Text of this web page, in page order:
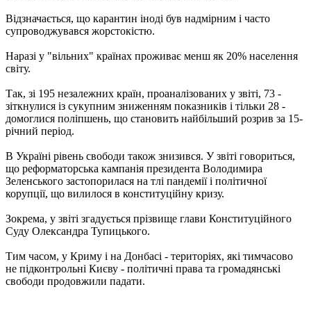
Відзначається, що карантин іноді був надмірним і часто
супроводжувався жорстокістю.
Наразі у "вільних" країнах проживає менш як 20% населення
світу.
Так, зі 195 незалежних країн, проаналізованих у звіті, 73 -
зіткнулися із сукупним зниженням показників і тільки 28 -
домоглися поліпшень, що становить найбільший розрив за 15-
річний період.
В Україні рівень свободи також знизився. У звіті говориться,
що реформаторська кампанія президента Володимира
Зеленського застопорилася на тлі пандемії і політичної
корупції, що вилилося в конституційну кризу.
Зокрема, у звіті згадується прізвище глави Конституційного
Суду Олександра Тупицького.
Тим часом, у Криму і на Донбасі - територіях, які тимчасово
не підконтрольні Києву - політичні права та громадянські
свободи продовжили падати.